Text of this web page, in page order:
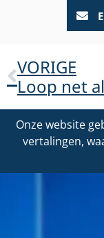
VORIGE
Onze website
vertalingen,